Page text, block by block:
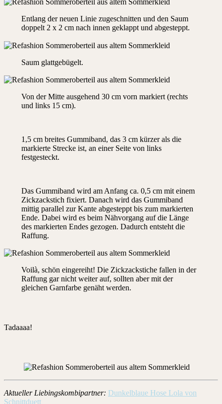
Entlang der neuen Linie zugeschnitten und den Saum
doppelt 2 x 2 cm nach innen geklappt und abgesteppt.
Saum glattgebügelt.
Von der Mitte ausgehend 30 cm vorn markiert (rechts
und links 15 cm).
1,5 cm breites Gummiband, das 3 cm kürzer als die
markierte Strecke ist, an einer Seite von links
festgesteckt.
Das Gummiband wird am Anfang ca. 0,5 cm mit einem
Zickzackstich fixiert. Danach wird das Gummiband
mittig parallel zur Kante abgesteppt bis zum markierten
Ende. Dabei wird es beim Nähvorgang auf die Länge
des markierten Endes gezogen. Dadurch entsteht die
Raffung.
Voilà, schön eingereiht! Die Zickzackstiche fallen in der
Raffung gar nicht weiter auf, sollten aber mit der
gleichen Garnfarbe genäht werden.
Tadaaaa!
Aktueller Liebingskombipartner: Dunkelblaue Hose Lola von
Schnittduett